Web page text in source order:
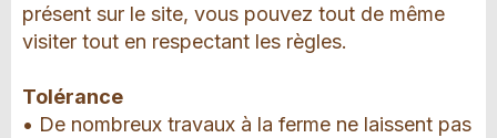
présent sur le site, vous pouvez tout de même
visiter tout en respectant les règles.
Tolérance
• De nombreux travaux à la ferme ne laissent pas